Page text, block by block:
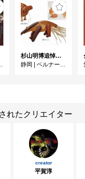
杉山明博追悼展 木とわたし―木工の妙技と美術教育
静岡 | ベルナール・ビュフェ美術館
れたクリエイター
creator
平賀淳